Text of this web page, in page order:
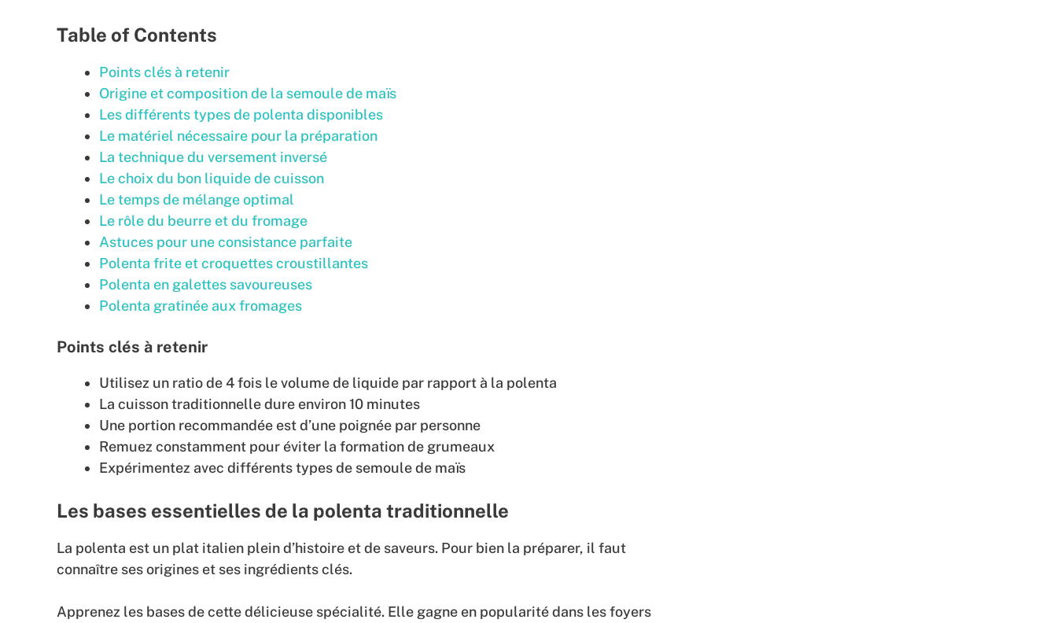
Table of Contents
Points clés à retenir
Origine et composition de la semoule de maïs
Les différents types de polenta disponibles
Le matériel nécessaire pour la préparation
La technique du versement inversé
Le choix du bon liquide de cuisson
Le temps de mélange optimal
Le rôle du beurre et du fromage
Astuces pour une consistance parfaite
Polenta frite et croquettes croustillantes
Polenta en galettes savoureuses
Polenta gratinée aux fromages
Points clés à retenir
Utilisez un ratio de 4 fois le volume de liquide par rapport à la polenta
La cuisson traditionnelle dure environ 10 minutes
Une portion recommandée est d’une poignée par personne
Remuez constamment pour éviter la formation de grumeaux
Expérimentez avec différents types de semoule de maïs
Les bases essentielles de la polenta traditionnelle
La polenta est un plat italien plein d’histoire et de saveurs. Pour bien la préparer, il faut
connaître ses origines et ses ingrédients clés.
Apprenez les bases de cette délicieuse spécialité. Elle gagne en popularité dans les foyers